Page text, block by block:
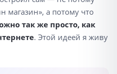
магазин», а потому что
так же просто, как
. Этой идеей я живу